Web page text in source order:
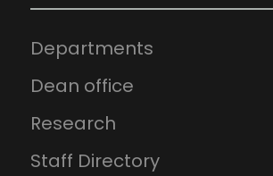
Departments
Dean office
Research
Staff Directory